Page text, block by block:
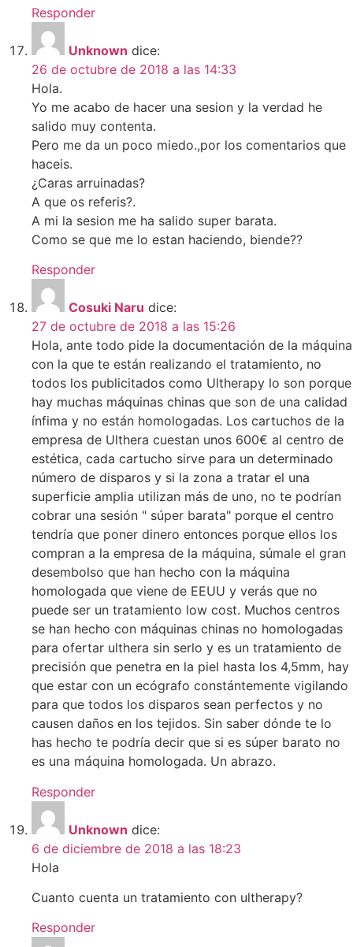
Responder
Unknown dice:
26 de octubre de 2018 a las 14:33
Hola.
Yo me acabo de hacer una sesion y la verdad he
salido muy contenta.
Pero me da un poco miedo.,por los comentarios que
haceis.
¿Caras arruinadas?
A que os referis?.
A mi la sesion me ha salido super barata.
Como se que me lo estan haciendo, biende??
Responder
Cosuki Naru dice:
27 de octubre de 2018 a las 15:26
Hola, ante todo pide la documentación de la máquina
con la que te están realizando el tratamiento, no
todos los publicitados como Ultherapy lo son porque
hay muchas máquinas chinas que son de una calidad
ínfima y no están homologadas. Los cartuchos de la
empresa de Ulthera cuestan unos 600€ al centro de
estética, cada cartucho sirve para un determinado
número de disparos y si la zona a tratar el una
superficie amplia utilizan más de uno, no te podrían
cobrar una sesión " súper barata" porque el centro
tendría que poner dinero entonces porque ellos los
compran a la empresa de la máquina, súmale el gran
desembolso que han hecho con la máquina
homologada que viene de EEUU y verás que no
puede ser un tratamiento low cost. Muchos centros
se han hecho con máquinas chinas no homologadas
para ofertar ulthera sin serlo y es un tratamiento de
precisión que penetra en la piel hasta los 4,5mm, hay
que estar con un ecógrafo constántemente vigilando
para que todos los disparos sean perfectos y no
causen daños en los tejidos. Sin saber dónde te lo
has hecho te podría decir que si es súper barato no
es una máquina homologada. Un abrazo.
Responder
Unknown dice:
6 de diciembre de 2018 a las 18:23
Hola
Cuanto cuenta un tratamiento con ultherapy?
Responder